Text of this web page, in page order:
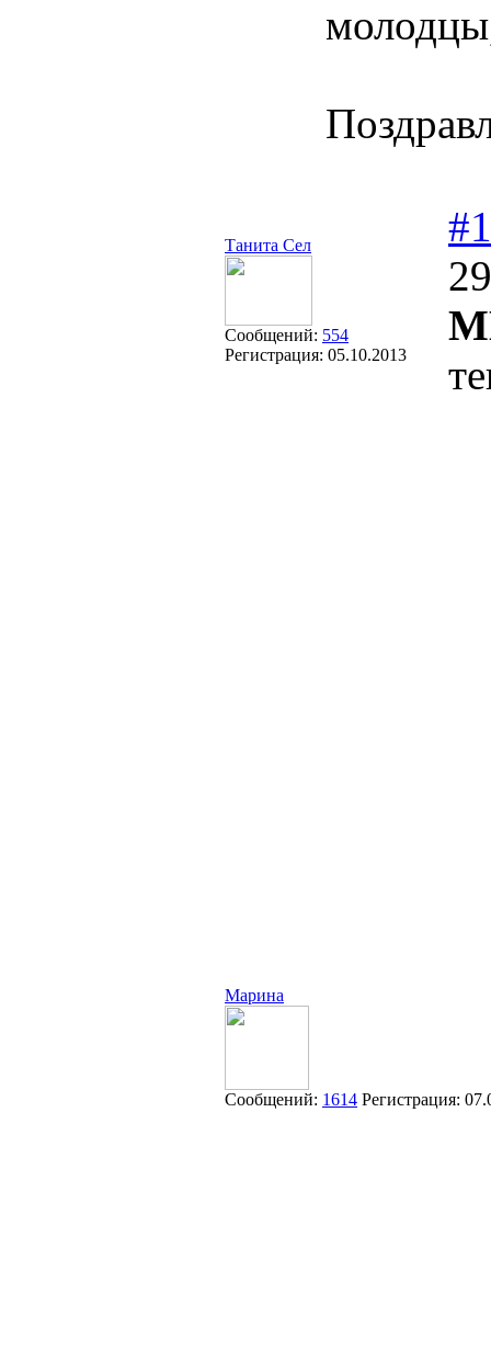
Танита Сел
Сообщений: 554
Регистрация: 05.10.2013
Марина
Сообщений: 1614 Регистрация: